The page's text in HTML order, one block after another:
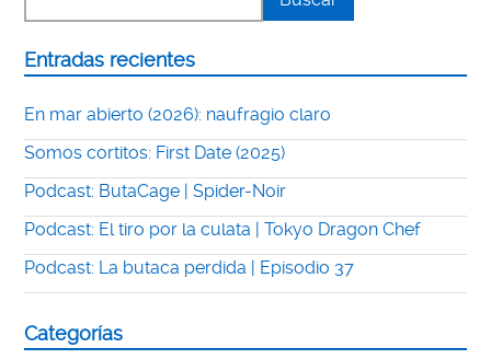
Entradas recientes
En mar abierto (2026): naufragio claro
Somos cortitos: First Date (2025)
Podcast: ButaCage | Spider-Noir
Podcast: El tiro por la culata | Tokyo Dragon Chef
Podcast: La butaca perdida | Episodio 37
Categorías